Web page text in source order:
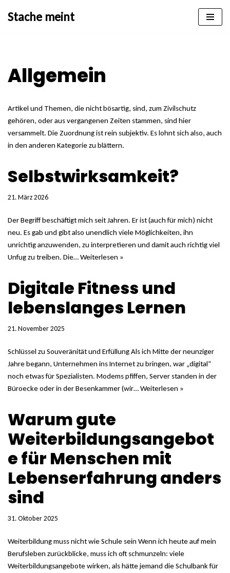
Stache meint
Allgemein
Artikel und Themen, die nicht bösartig, sind, zum Zivilschutz
gehören, oder aus vergangenen Zeiten stammen, sind hier
versammelt. Die Zuordnung ist rein subjektiv. Es lohnt sich also, auch
in den anderen Kategorie zu blättern.
Selbstwirksamkeit?
21. März 2026
Der Begriff beschäftigt mich seit Jahren. Er ist (auch für mich) nicht
neu. Es gab und gibt also unendlich viele Möglichkeiten, ihn
unrichtig anzuwenden, zu interpretieren und damit auch richtig viel
Unfug zu treiben. Die…Weiterlesen »
Digitale Fitness und
lebenslanges Lernen
21. November 2025
Schlüssel zu Souveränität und Erfüllung Als ich Mitte der neunziger
Jahre begann, Unternehmen ins Internet zu bringen, war „digital“
noch etwas für Spezialisten. Modems pfiffen, Server standen in der
Büroecke oder in der Besenkammer (wir…Weiterlesen »
Warum gute
Weiterbildungsangebot
e für Menschen mit
Lebenserfahrung anders
sind
31. Oktober 2025
Weiterbildung muss nicht wie Schule sein Wenn ich heute auf mein
Berufsleben zurückblicke, muss ich oft schmunzeln: viele
Weiterbildungsangebote wirken, als hätte jemand die Schulbank für